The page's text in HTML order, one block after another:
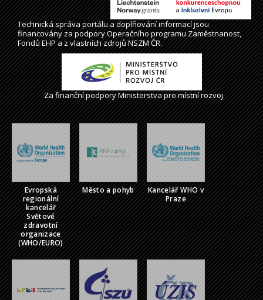
Technická správaportálua doplňování informací jsou
financovány za podpory Operačního programu Zaměstnanost,
Fondů EHP a z vlastních zdrojů NSZM ČR.
Za finanční podpory Ministerstva pro místní rozvoj.
Evropská
regionální
kancelář
Světové
zdravotní
organizace
(WHO/EURO)
Město a pohyb
Kancelář WHO v
Praze